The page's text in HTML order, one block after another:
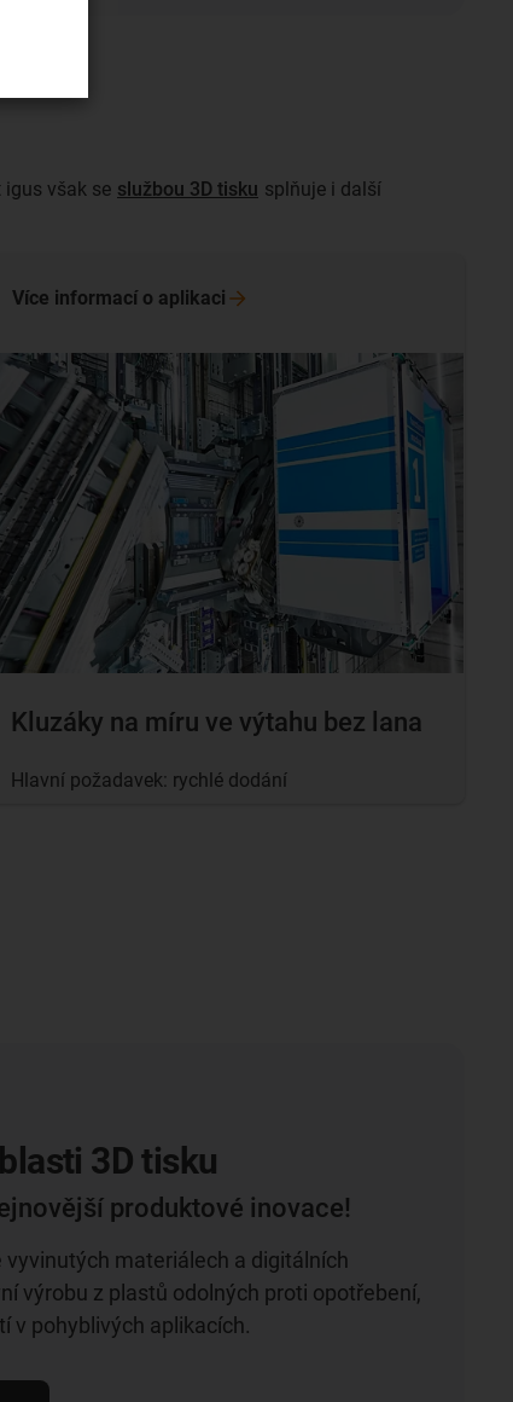
však se službou 3D tisku splňuje i další
Kluzáky na míru ve výtahu bez lana
Hlavní požadavek: rychlé dodání
Více informací o aplikaci
3D tisku
produktové inovace!
vyvinutých materiálech a digitálních
výrobu z plastů odolných proti opotřebení,
v pohyblivých aplikacích.